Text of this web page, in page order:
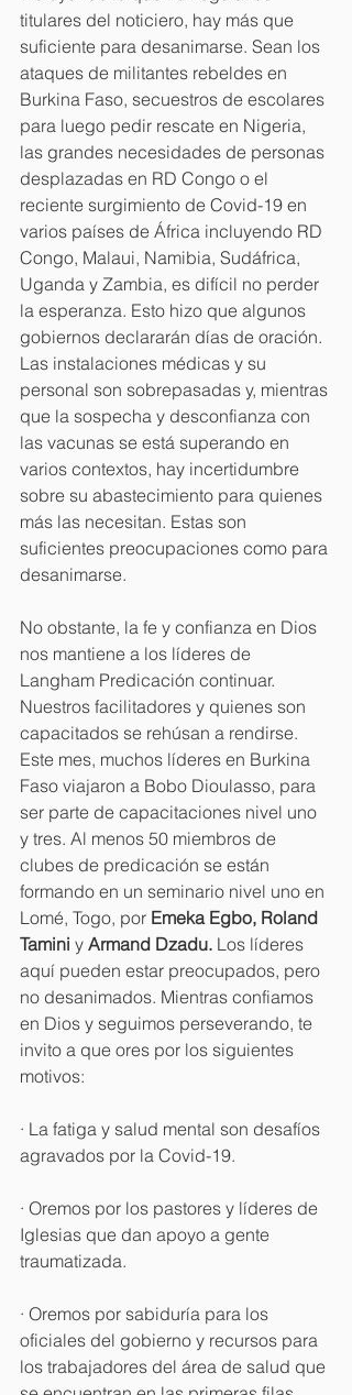
titulares del noticiero, hay más que
suficiente para desanimarse. Sean los
ataques de militantes rebeldes en
Burkina Faso, secuestros de escolares
para luego pedir rescate en Nigeria,
las grandes necesidades de personas
desplazadas en RD Congo o el
reciente surgimiento de Covid-19 en
varios países de África incluyendo RD
Congo, Malaui, Namibia, Sudáfrica,
Uganda y Zambia, es difícil no perder
la esperanza. Esto hizo que algunos
gobiernos declararán días de oración.
Las instalaciones médicas y su
personal son sobrepasadas y, mientras
que la sospecha y desconfianza con
las vacunas se está superando en
varios contextos, hay incertidumbre
sobre su abastecimiento para quienes
más las necesitan. Estas son
suficientes preocupaciones como para
desanimarse.
No obstante, la fe y confianza en Dios
nos mantiene a los líderes de
Langham Predicación continuar.
Nuestros facilitadores y quienes son
capacitados se rehúsan a rendirse.
Este mes, muchos líderes en Burkina
Faso viajaron a Bobo Dioulasso, para
ser parte de capacitaciones nivel uno
y tres. Al menos 50 miembros de
clubes de predicación se están
formando en un seminario nivel uno en
Lomé, Togo, por Emeka Egbo, Roland
Tamini y Armand Dzadu. Los líderes
aquí pueden estar preocupados, pero
no desanimados. Mientras confiamos
en Dios y seguimos perseverando, te
invito a que ores por los siguientes
motivos:
· La fatiga y salud mental son desafíos
agravados por la Covid-19.
· Oremos por los pastores y líderes de
Iglesias que dan apoyo a gente
traumatizada.
· Oremos por sabiduría para los
oficiales del gobierno y recursos para
los trabajadores del área de salud que